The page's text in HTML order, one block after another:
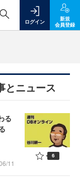
ログイン
新規
会員登録
とニュース
る
11
6